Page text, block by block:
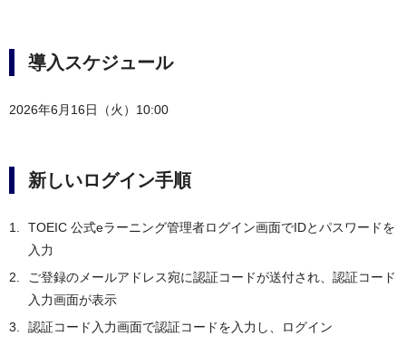
導入スケジュール
2026年6月16日（火）10:00
新しいログイン手順
TOEIC 公式eラーニング管理者ログイン画面でIDとパスワードを
入力
ご登録のメールアドレス宛に認証コードが送付され、認証コード
入力画面が表示
認証コード入力画面で認証コードを入力し、ログイン